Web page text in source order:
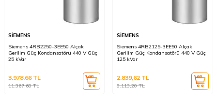
SİEMENS
Siemens 4RB2250-3EE50 Alçak
Gerilim Güç Kondansatörü 440 V Güç
25 kVar
11.367,60TL
3.978,66TL
SİEMENS
Siemens 4RB2125-3EE50 Alçak
Gerilim Güç Kondansatörü 440 V Güç
125 kVar
8.113,20TL
2.839,62 TL